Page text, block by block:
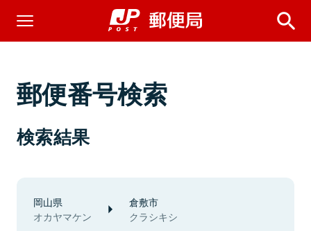
郵便番号検索
検索結果
岡山県
オカヤマケン
倉敷市
クラシキシ